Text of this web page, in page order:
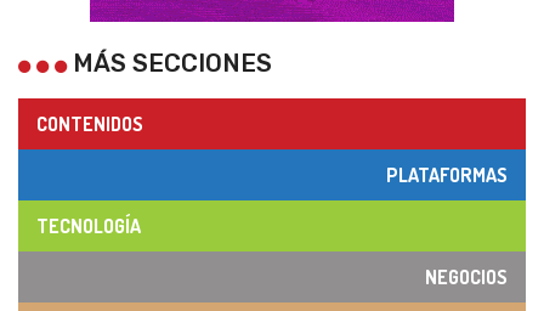
MÁS SECCIONES
CONTENIDOS
PLATAFORMAS
TECNOLOGÍA
NEGOCIOS